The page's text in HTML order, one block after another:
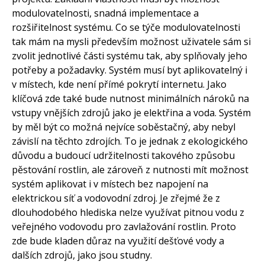
modulovatelnosti, snadná implementace a
rozšiřitelnost systému. Co se týče modulovatelnosti
tak mám na mysli především možnost uživatele sám si
zvolit jednotlivé části systému tak, aby splňovaly jeho
potřeby a požadavky. Systém musí byt aplikovatelný i
v místech, kde není přímé pokrytí internetu. Jako
klíčová zde také bude nutnost minimálních nároků na
vstupy vnějších zdrojů jako je elektřina a voda. Systém
by měl být co možná nejvíce soběstačný, aby nebyl
závislí na těchto zdrojích. To je jednak z ekologického
důvodu a budoucí udržitelnosti takového způsobu
pěstování rostlin, ale zároveň z nutnosti mít možnost
systém aplikovat i v místech bez napojení na
elektrickou síť a vodovodní zdroj. Je zřejmé že z
dlouhodobého hlediska nelze využívat pitnou vodu z
veřejného vodovodu pro zavlažování rostlin. Proto
zde bude kladen důraz na využití dešťové vody a
dalších zdrojů, jako jsou studny.